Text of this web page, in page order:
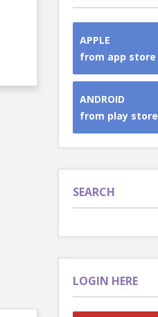
APPLE
from app store
ANDROID
from play store
SEARCH
LOGIN HERE